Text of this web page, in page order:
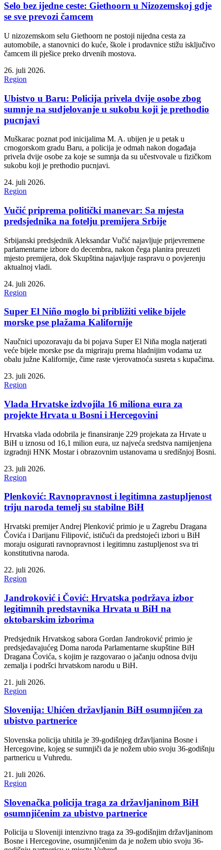
Selo bez ijedne ceste: Giethoorn u Nizozemskoj gdje
se sve prevozi čamcem
U nizozemskom selu Giethoorn ne postoji nijedna cesta za
automobile, a stanovnici do kuće, škole i prodavnice stižu isključivo
čamcem ili pješice preko drvenih mostova.
26. juli 2026.
Region
Ubistvo u Baru: Policija privela dvije osobe zbog
sumnje na sudjelovanje u sukobu koji je prethodio
pucnjavi
Muškarac poznat pod inicijalima M. A. ubijen je u petak u
crnogorskom gradu Baru, a policija je odmah nakon događaja
privela dvije osobe za koje se sumnja da su učestvovale u fizičkom
sukobu koji je prethodio pucnjavi.
24. juli 2026.
Region
Vučić priprema politički manevar: Sa mjesta
predsjednika na fotelju premijera Srbije
Srbijanski predsjednik Aleksandar Vučić najavljuje prijevremene
parlamentarne izbore do decembra, nakon čega planira preuzeti
mjesto premijera, dok Skupština najavljuje raspravu o povjerenju
aktualnoj vladi.
24. juli 2026.
Region
Super El Niño moglo bi približiti velike bijele
morske pse plažama Kalifornije
Naučnici upozoravaju da bi pojava Super El Niña mogla natjerati
veće bijele morske pse da migriraju prema hladnijim vodama uz
obalu južne Kalifornije, čime raste vjerovatnoća susreta s kupačima.
23. juli 2026.
Region
Vlada Hrvatske izdvojila 16 miliona eura za
projekte Hrvata u Bosni i Hercegovini
Hrvatska vlada odobrila je finansiranje 229 projekata za Hrvate u
BiH u iznosu od 16,1 milion eura, uz najveća sredstva namijenjena
izgradnji HNK Mostar i obrazovnim ustanovama u središnjoj Bosni.
23. juli 2026.
Region
Plenković: Ravnopravnost i legitimna zastupljenost
triju naroda temelj su stabilne BiH
Hrvatski premijer Andrej Plenković primio je u Zagrebu Dragana
Čovića i Darijanu Filipović, ističući da predstojeći izbori u BiH
moraju osigurati ravnopravnost i legitimnu zastupljenost sva tri
konstitutivna naroda.
22. juli 2026.
Region
Jandroković i Čović: Hrvatska podržava izbor
legitimnih predstavnika Hrvata u BiH na
oktobarskim izborima
Predsjednik Hrvatskog sabora Gordan Jandroković primio je
predsjedavajućeg Doma naroda Parlamentarne skupštine BiH
Dragana Čovića, s kojim je razgovarao o jačanju odnosa dviju
zemalja i podršci hrvatskom narodu u BiH.
21. juli 2026.
Region
Slovenija: Uhićen državljanin BiH osumnjičen za
ubistvo partnerice
Slovenska policija uhitila je 39-godišnjeg državljanina Bosne i
Hercegovine, kojeg se sumnjiči da je nožem ubio svoju 36-godišnju
partnericu u Vuhredu.
21. juli 2026.
Region
Slovenačka policija traga za državljaninom BiH
osumnjičenim za ubistvo partnerice
Policija u Sloveniji intenzivno traga za 39-godišnjim državljaninom
Bosne i Hercegovine, osumnjičenim da je nožem ubio svoju 36-